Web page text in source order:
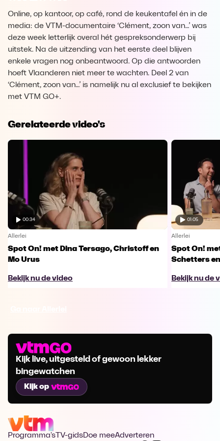
Online, op kantoor, op café, rond de keukentafel én in de
media: de VTM-documentaire ‘Clément, zoon van…’ was
deze week letterlijk overal hét gespreksonderwerp bij
uitstek. Na de uitzending van het eerste deel blijven
enkele vragen nog onbeantwoord. Op die antwoorden
hoeft Vlaanderen niet meer te wachten. Deel 2 van
‘Clément, zoon van…’ is namelijk nu al exclusief te bekijken
met VTM GO+.
Gerelateerde video's
00:34
Allerlei
Spot On! met Dina Tersago, Christoff en
Mo Urus
Bekijk nu de video
01:05
Allerlei
Spot On!
Schetters
Bekijk nu de
Kijk live, uitgesteld of gewoon lekker
bingewatchen
Kijk op
Programma's TV-gidsDoe meeAdverteren